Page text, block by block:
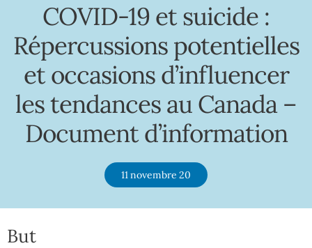
COVID-19 et suicide :
Répercussions potentielles
et occasions d’influencer
les tendances au Canada –
Document d’information
11 novembre 20
But